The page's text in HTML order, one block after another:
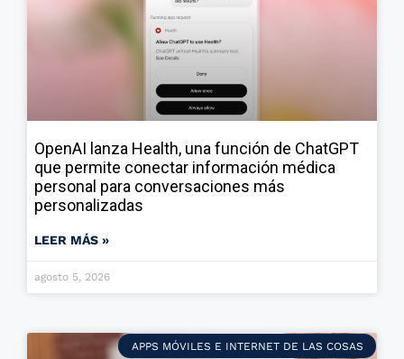
OpenAI lanza Health, una función de ChatGPT
que permite conectar información médica
personal para conversaciones más
personalizadas
LEER MÁS »
agosto 5, 2026
APPS MÓVILES E INTERNET DE LAS COSAS